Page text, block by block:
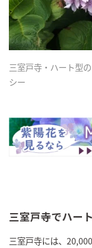
三室戸寺・ハート型
シー
三室戸寺でハー
三室戸寺には、